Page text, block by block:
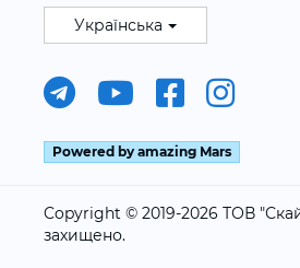
Українська
Powered by amazing Mars
Copyright © 2019-2026 ТОВ
захищено.